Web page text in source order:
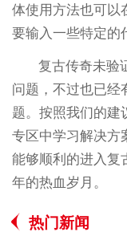
体使用方法也可以
要输入一些特定的
复古传奇未验
问题，不过也已经
题。按照我们的建
专区中学习解决方
能够顺利的进入复
年的热血岁月。
热门新闻